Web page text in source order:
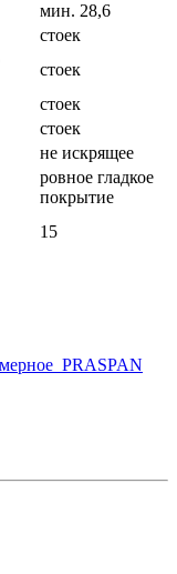
мин. 28,6
стоек
стоек
стоек
стоек
не искрящее
ровное гладкое
покрытие
15